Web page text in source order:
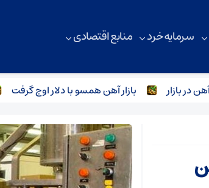
سرمایه خرد منابع اقتصادی
بازار آهن همسو با دلار اوج گرفت